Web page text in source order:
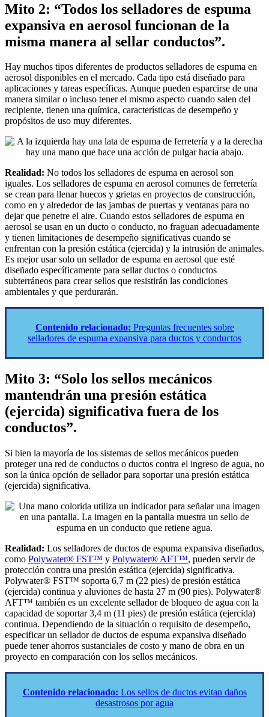
Mito 2: “Todos los selladores de espuma
expansiva en aerosol funcionan de la
misma manera al sellar conductos”.
Hay muchos tipos diferentes de productos selladores de espuma en
aerosol disponibles en el mercado. Cada tipo está diseñado para
aplicaciones y tareas específicas. Aunque pueden esparcirse de una
manera similar o incluso tener el mismo aspecto cuando salen del
recipiente, tienen una química, características de desempeño y
propósitos de uso muy diferentes.
Realidad: No todos los selladores de espuma en aerosol son
iguales. Los selladores de espuma en aerosol comunes de ferretería
se crean para llenar huecos y grietas en proyectos de construcción,
como en y alrededor de las jambas de puertas y ventanas para no
dejar que penetre el aire. Cuando estos selladores de espuma en
aerosol se usan en un ducto o conducto, no fraguan adecuadamente
y tienen limitaciones de desempeño significativas cuando se
enfrentan con la presión estática (ejercida) y la intrusión de animales.
Es mejor usar solo un sellador de espuma en aerosol que esté
diseñado específicamente para sellar ductos o conductos
subterráneos para crear sellos que resistirán las condiciones
ambientales y que perdurarán.
Contenido relacionado: Preguntas frecuentes sobre
selladores de espuma expansiva para ductos y conductos
Mito 3: “Solo los sellos mecánicos
mantendrán una presión estática
(ejercida) significativa fuera de los
conductos”.
Si bien la mayoría de los sistemas de sellos mecánicos pueden
proteger una red de conductos o ductos contra el ingreso de agua, no
son la única opción de sellador para soportar una presión estática
(ejercida) significativa.
Realidad: Los selladores de ductos de espuma expansiva diseñados,
como Polywater® FST™ y Polywater® AFT™, pueden servir de
protección contra una presión estática (ejercida) significativa.
Polywater® FST™ soporta 6,7 m (22 pies) de presión estática
(ejercida) continua y aluviones de hasta 27 m (90 pies). Polywater®
AFT™ también es un excelente sellador de bloqueo de agua con la
capacidad de soportar 3,4 m (11 pies) de presión estática (ejercida)
continua. Dependiendo de la situación o requisito de desempeño,
especificar un sellador de ductos de espuma expansiva diseñado
puede tener ahorros sustanciales de costo y mano de obra en un
proyecto en comparación con los sellos mecánicos.
Contenido relacionado: Los sellos de ductos evitan daños
desastrosos por agua